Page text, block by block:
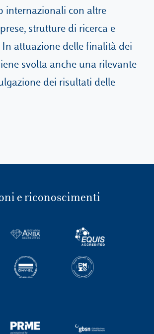
internazionali con altre
strutture di ricerca e
attuazione delle finalità dei
svolta anche una rilevante
dei risultati delle
e riconoscimenti